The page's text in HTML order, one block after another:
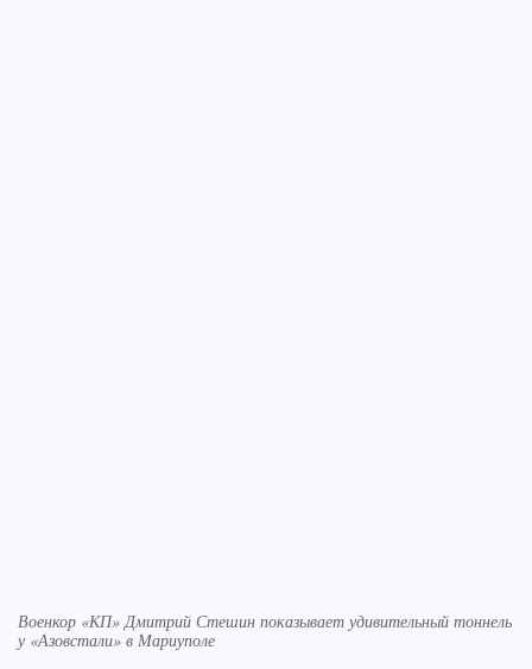
Военкор «КП» Дмитрий Стешин показывает удивительный тоннель
у «Азовстали» в Мариуполе